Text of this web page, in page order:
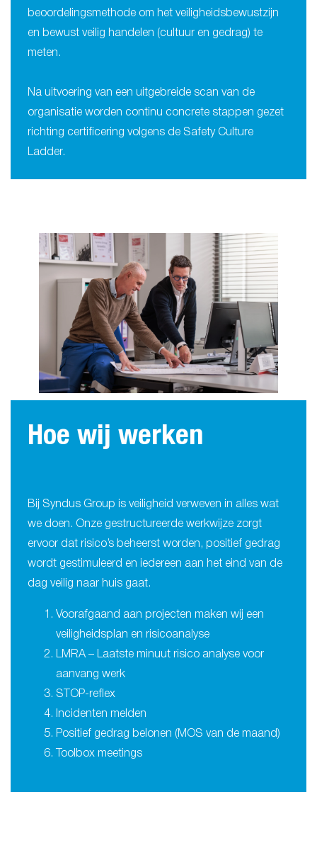
beoordelingsmethode om het veiligheidsbewustzijn
en bewust veilig handelen (cultuur en gedrag) te
meten.
Na uitvoering van een uitgebreide scan van de
organisatie worden continu concrete stappen gezet
richting certificering volgens de Safety Culture
Ladder.
Hoe wij werken
Bij Syndus Group is veiligheid verweven in alles wat
we doen. Onze gestructureerde werkwijze zorgt
ervoor dat risico’s beheerst worden, positief gedrag
wordt gestimuleerd en iedereen aan het eind van de
dag veilig naar huis gaat.
Voorafgaand aan projecten maken wij een
veiligheidsplan en risicoanalyse
LMRA – Laatste minuut risico analyse voor
aanvang werk
STOP-reflex
Incidenten melden
Positief gedrag belonen (MOS van de maand)
Toolbox meetings